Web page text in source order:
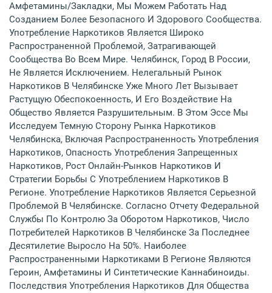
Амфетамины/закладки, Мы Можем Работать Над
Созданием Более Безопасного И Здорового Сообщества.
Употребление Наркотиков Является Широко
Распространенной Проблемой, Затрагивающей
Сообщества Во Всем Мире. Челябинск, Город В России,
Не Является Исключением. Нелегальный Рынок
Наркотиков В Челябинске Уже Много Лет Вызывает
Растущую Обеспокоенность, И Его Воздействие На
Общество Является Разрушительным. В Этом Эссе Мы
Исследуем Темную Сторону Рынка Наркотиков
Челябинска, Включая Распространенность Употребления
Наркотиков, Опасность Употребления Запрещенных
Наркотиков, Рост Онлайн-Рынков Наркотиков И
Стратегии Борьбы С Употреблением Наркотиков В
Регионе. Употребление Наркотиков Является Серьезной
Проблемой В Челябинске. Согласно Отчету Федеральной
Службы По Контролю За Оборотом Наркотиков, Число
Потребителей Наркотиков В Челябинске За Последнее
Десятилетие Выросло На 50%. Наиболее
Распространенными Наркотиками В Регионе Являются
Героин, Амфетамины И Синтетические Каннабиноиды.
Последствия Употребления Наркотиков Для Общества